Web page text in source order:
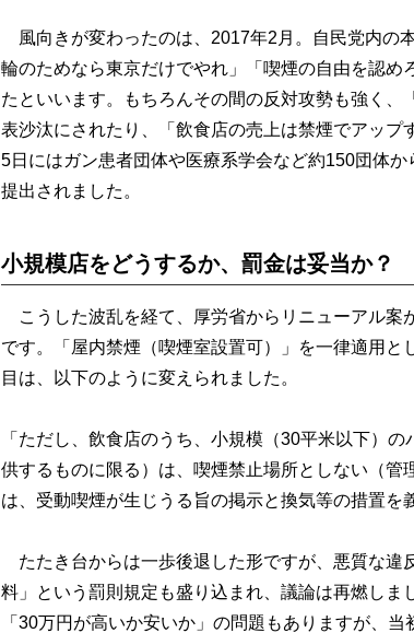
風向きが変わったのは、2017年2月。自民党内の
輪のためなら東京だけでやれ」「喫煙の自由を認め
たといいます。もちろんその間の反対攻勢も強く、
表沙汰にされたり、「飲食店の売上は禁煙でアップ
5日にはガン患者団体や医療系学会など約150団体
提出されました。
小規模店をどうするか、罰金は妥当か？
こうした波乱を経て、厚労省からリニューアル案
です。「屋内禁煙（喫煙室設置可）」を一律適用と
目は、以下のように変えられました。
「ただし、飲食店のうち、小規模（30平米以下）
供するものに限る）は、喫煙禁止場所としない（管
は、受動喫煙が生じうる旨の掲示と換気等の措置
たたき台からは一歩後退した形ですが、悪質な違
料」という罰則規定も盛り込まれ、議論は再燃しま
「30万円が高いか安いか」の問題もありますが、